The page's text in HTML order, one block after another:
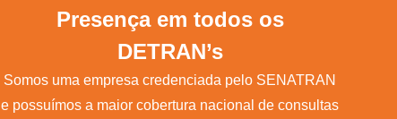
Presença em todos os
DETRAN’s
Somos uma empresa credenciada pelo SENATRAN
e possuímos a maior cobertura nacional de consultas